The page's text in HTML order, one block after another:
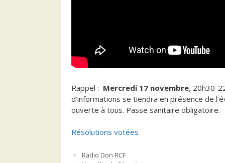
Rappel : Mercredi 17 novembre, 20h30-
d’informations se tiendra en présence de
ouverte à tous. Passe sanitaire obligatoire.
Résolutions votées
Radio Don RCF